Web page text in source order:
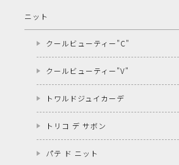
ニット
クールビューティー"C"
クールビューティー"V"
トワルドジュイカーデ
トリコ デ サボン
パテ ド ニット